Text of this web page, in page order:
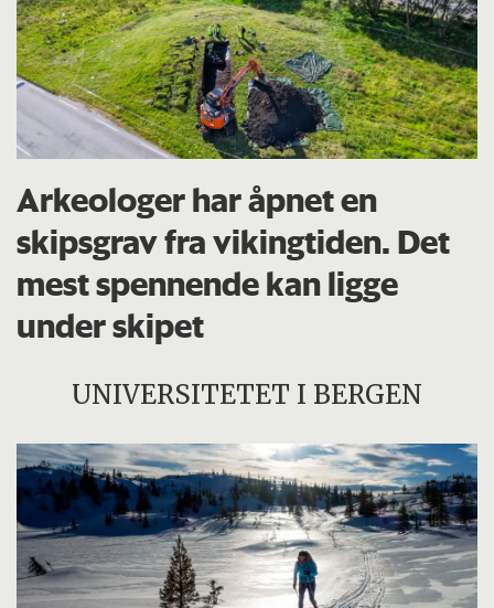
Arkeologer har åpnet en
skipsgrav fra vikingtiden. Det
mest spennende kan ligge
under skipet
UNIVERSITETET I BERGEN